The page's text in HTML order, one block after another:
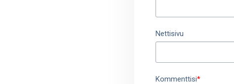
Nettisivu
Kommenttisi*